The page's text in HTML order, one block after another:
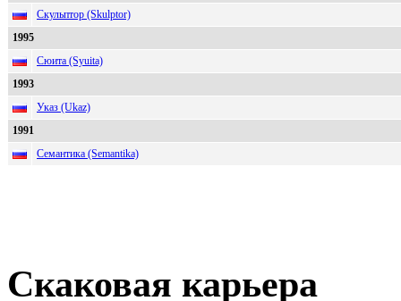
Скульптор (Skulptor)
1995
Сюита (Syuita)
1993
Указ (Ukaz)
1991
Семантика (Semantika)
Скаковая карьера